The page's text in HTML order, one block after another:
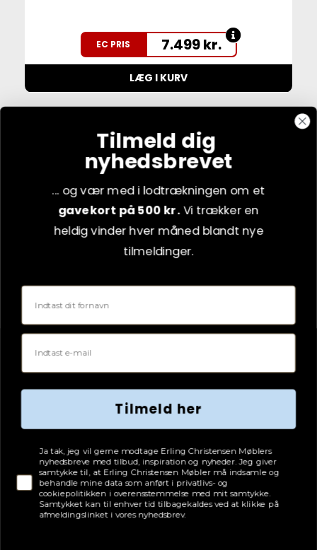
EC PRIS 7.499kr.
LÆG I KURV
Ægte tæppe Iran Bidjar - 250 x 332 cm
EC PRIS 29.999kr.
LÆG I KURV
Tilmeld dig
nyhedsbrevet
... og vær med i lodtrækningen om et
gavekort på 500 kr.Vi trækker en
heldig vinder hver måned blandt nye
tilmeldinger.
Fornavn
Email
Tilmeld her
Tjekboks samtykke
Ja tak, jeg vil gerne modtage Erling Christensen Møblers
nyhedsbreve med tilbud, inspiration og nyheder. Jeg giver
samtykke til, at Erling Christensen Møbler må indsamle og
behandle mine data som anført i privatlivs- og
cookiepolitikken i overensstemmelse med mit samtykke.
Samtykket kan til enhver tid tilbagekaldes ved at klikke på
afmeldingslinket i vores nyhedsbrev.